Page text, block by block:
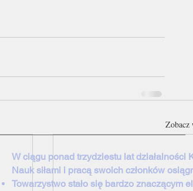
Zobacz
W ciągu ponad trzydziestu lat działalności
Nauk siłami i pracą swoich członków
Towarzystwo stało się bardzo znaczącym